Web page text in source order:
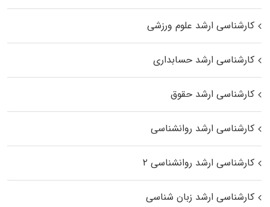
کارشناسی ارشد علوم ورزشی
کارشناسی ارشد حسابداری
کارشناسی ارشد حقوق
کارشناسی ارشد روانشناسی
کارشناسی ارشد روانشناسی ۲
کارشناسی ارشد زبان شناسی